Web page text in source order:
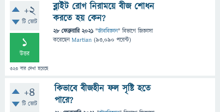
+2
টি ভোট
1
উত্তর
323 বার দেখা হয়েছে
ব্লাইট রোগ নিরাময়ে বীজ শোধন
করতে হয় কেন?
28 ফেব্রুয়ারি 2021 "জীববিজ্ঞান" বিভাগে জিজ্ঞাসা
করেছেনMartian (93,090 পয়েন্ট)
+4
টি ভোট
কিভাবে বীজহীন ফল সৃষ্টি হতে
পারে?